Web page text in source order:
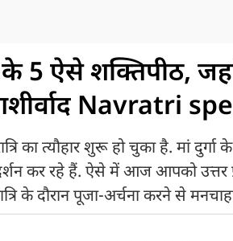
के 5 ऐसे शक्तिपीठ,
Navratri
का त्यौहार शुरू हो चुका है. मां
कर रहे हैं. ऐसे में आज आपको उत्तर
के दौरान पूजा-अर्चना करने से मनचाहा